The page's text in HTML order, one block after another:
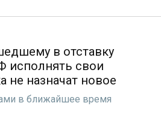
в отставку
исполнять свои
не назначат новое
в ближайшее время